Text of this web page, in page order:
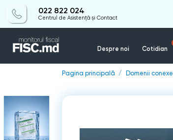
022 822 024
Centrul de Asistență și Contact
Despre noi Cotidian
Pagina principală Domenii conexe